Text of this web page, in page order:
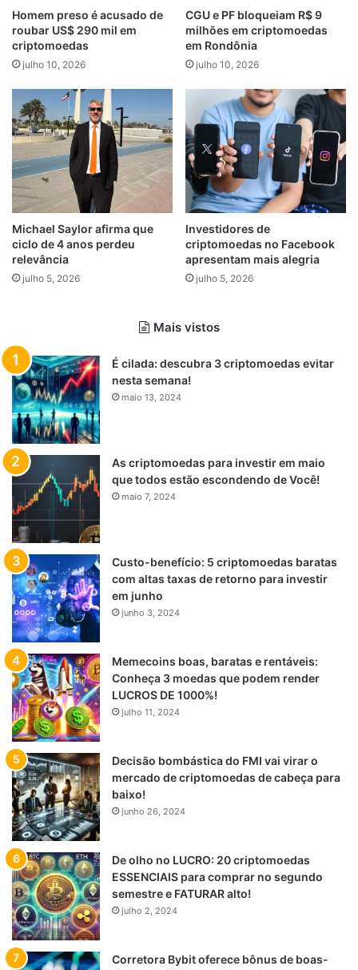
Homem preso é acusado de
roubar US$ 290 mil em
criptomoedas
julho 10, 2026
CGU e PF bloqueiam R$ 9
milhões em criptomoedas
em Rondônia
julho 10, 2026
Michael Saylor afirma que
ciclo de 4 anos perdeu
relevância
julho 5, 2026
Investidores de
criptomoedas no Facebook
apresentam mais alegria
julho 5, 2026
Mais vistos
É cilada: descubra 3 criptomoedas evitar
nesta semana!
maio 13, 2024
As criptomoedas para investir em maio
que todos estão escondendo de Você!
maio 7, 2024
Custo-benefício: 5 criptomoedas baratas
com altas taxas de retorno para investir
em junho
junho 3, 2024
Memecoins boas, baratas e rentáveis:
Conheça 3 moedas que podem render
LUCROS DE 1000%!
julho 11, 2024
Decisão bombástica do FMI vai virar o
mercado de criptomoedas de cabeça para
baixo!
junho 26, 2024
De olho no LUCRO: 20 criptomoedas
ESSENCIAIS para comprar no segundo
semestre e FATURAR alto!
julho 2, 2024
Corretora Bybit oferece bônus de boas-